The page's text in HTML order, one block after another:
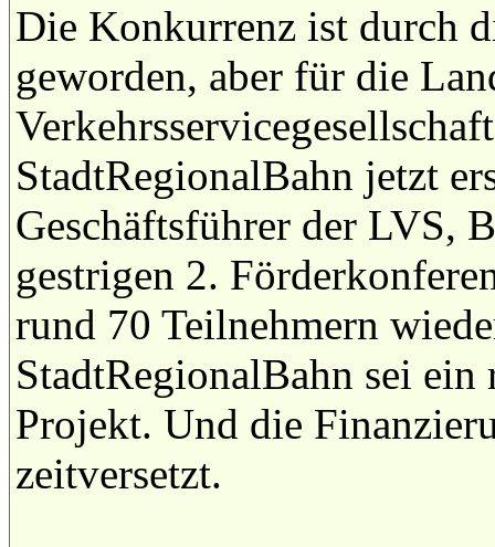
Die Konkurrenz ist durch
geworden, aber für die
StadtRegionalBahn jetzt
Geschäftsführer der LVS,
gestrigen 2.
rund 70 Teilnehmern
StadtRegionalBahn sei
Projekt. Und die
zeitversetzt.